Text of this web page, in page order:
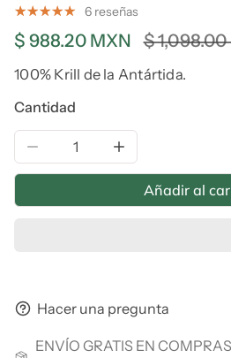
6 reseñas
Precio
de
$ 988.20 MXN
Precio
regular
$
100% Krill de la Antártida.
Cantidad
Reducir la cantidad de
Aumentar la
Añadir al
Hacer una pregunta
ENVÍO GRATIS EN